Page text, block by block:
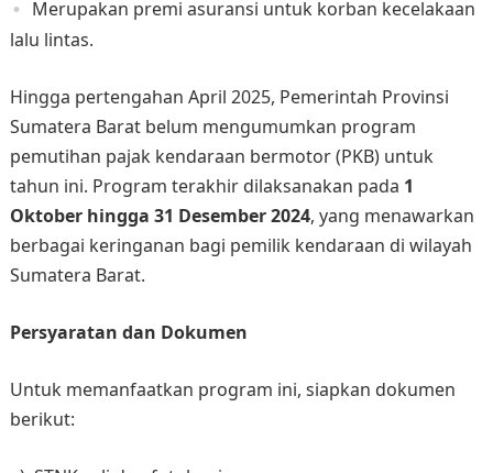
Merupakan premi asuransi untuk korban kecelakaan
lalu lintas.
​Hingga pertengahan April 2025, Pemerintah Provinsi
Sumatera Barat belum mengumumkan program
pemutihan pajak kendaraan bermotor (PKB) untuk
tahun ini. Program terakhir dilaksanakan pada 1
Oktober hingga 31 Desember 2024, yang menawarkan
berbagai keringanan bagi pemilik kendaraan di wilayah
Sumatera Barat.
Persyaratan dan Dokumen
Untuk memanfaatkan program ini, siapkan dokumen
berikut: